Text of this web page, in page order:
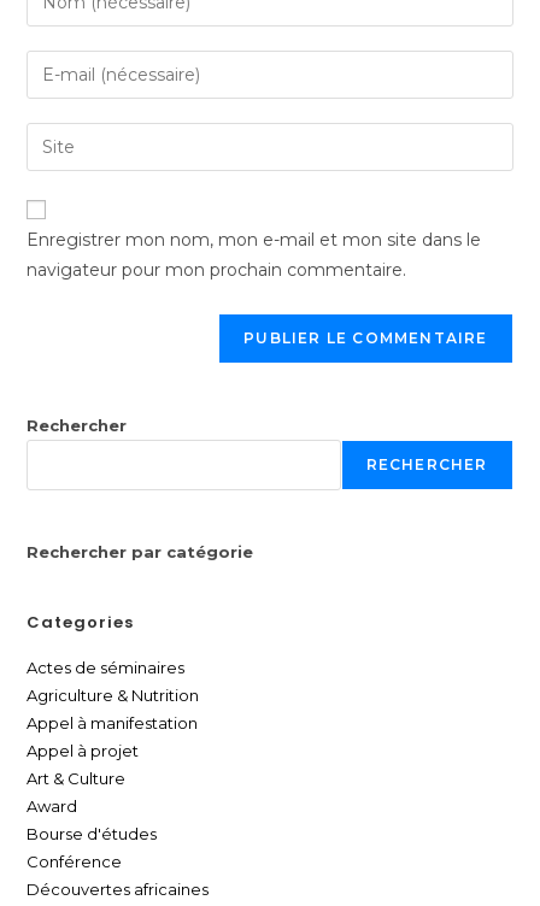
Enregistrer mon nom, mon e-mail et mon site dans le
navigateur pour mon prochain commentaire.
Rechercher
RECHERCHER
Rechercher par catégorie
Categories
Actes de séminaires
Agriculture & Nutrition
Appel à manifestation
Appel à projet
Art & Culture
Award
Bourse d'études
Conférence
Découvertes africaines